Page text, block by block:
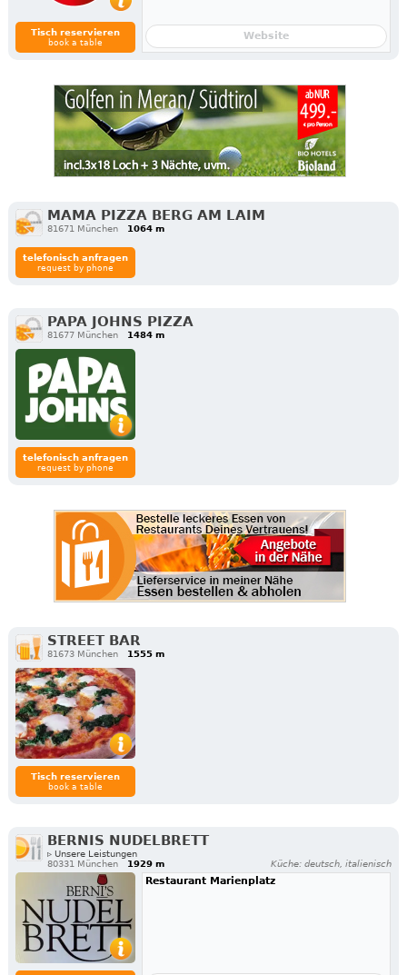
Tisch reservieren
book a table
Website
MAMA PIZZA BERG AM LAIM
81671 München 1064 m
telefonisch anfragen
request by phone
PAPA JOHNS PIZZA
81677 München 1484 m
telefonisch anfragen
request by phone
STREET BAR
81673 München 1555 m
Tisch reservieren
book a table
BERNIS NUDELBRETT
▹ Unsere Leistungen
80331 München
1929 m Küche: deutsch, italienisch
Restaurant Marienplatz